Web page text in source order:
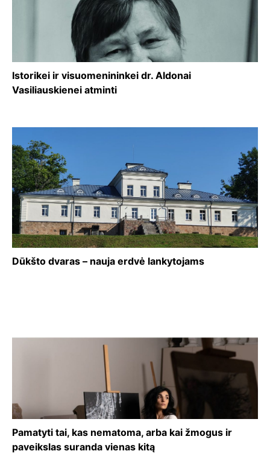
Istorikei ir visuomenininkei dr. Aldonai
Vasiliauskienei atminti
Dūkšto dvaras – nauja erdvė lankytojams
Pamatyti tai, kas nematoma, arba kai žmogus ir
paveikslas suranda vienas kitą